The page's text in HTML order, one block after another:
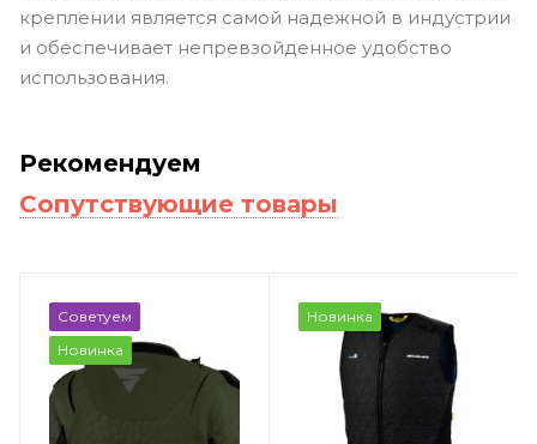
креплении является самой надежной в индустрии
и обеспечивает непревзойденное удобство
использования.
Рекомендуем
Сопутствующие товары
Советуем
Новинка
Новинка